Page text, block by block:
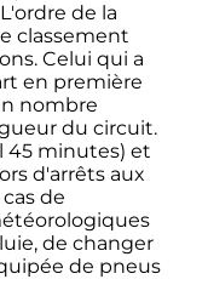
de la
classement
Celui qui a
en première
nombre
du circuit.
45 minutes) et
d'arrêts aux
de
de changer
de pneus